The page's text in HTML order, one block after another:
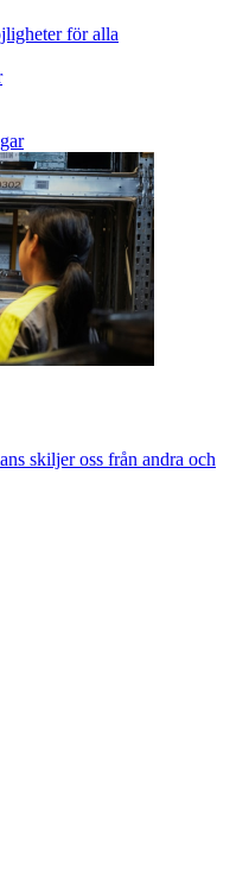
för alla
skiljer oss från andra och